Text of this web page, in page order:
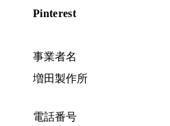
Pinterest
事業者名
増田製作所
電話番号